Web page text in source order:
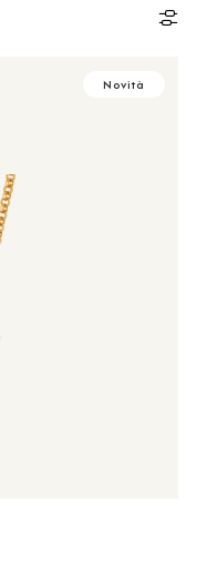
Novità